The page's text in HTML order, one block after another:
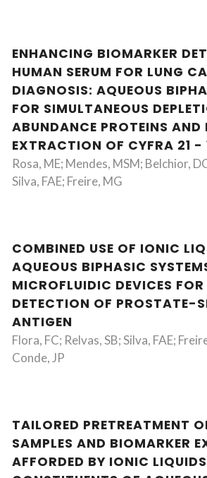
ENHANCING BIOMARKER
HUMAN SERUM FOR LUNG
DIAGNOSIS: AQUEOUS
FOR SIMULTANEOUS
ABUNDANCE PROTEINS AND
EXTRACTION OF CYFRA 21 -
Rosa, ME; Mendes, MSM; Belchior,
Silva, FAE; Freire, MG
COMBINED USE OF IONIC
AQUEOUS BIPHASIC
MICROFLUIDIC DEVICES FOR
DETECTION OF PROSTATE-
ANTIGEN
Flora, FC; Relvas, SB; Silva, FAE;
Conde, JP
TAILORED PRETREATMENT
SAMPLES AND BIOMARKER
AFFORDED BY IONIC